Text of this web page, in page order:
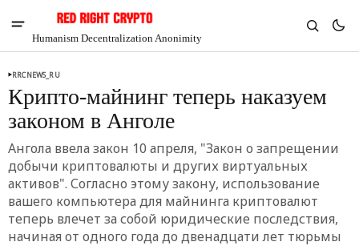
Humanism Decentralization Anonimity
RRCNEWS_RU
Крипто-майнинг теперь наказуем
законом в Анголе
Ангола ввела закон 10 апреля, "Закон о запрещении
добычи криптовалюты и других виртуальных
активов". Согласно этому закону, использование
вашего компьютера для майнинга криптовалют
теперь влечет за собой юридические последствия,
начиная от одного года до двенадцати лет тюрьмы